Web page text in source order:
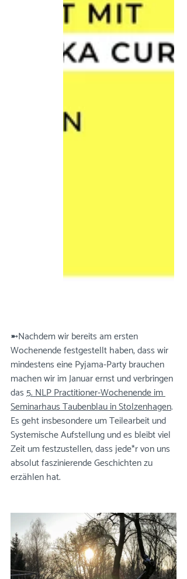
➼Nachdem wir bereits am ersten
Wochenende festgestellt haben, dass wir
mindestens eine Pyjama-Party brauchen
machen wir im Januar ernst und verbringen
das 5. NLP Practitioner-Wochenende im
Seminarhaus Taubenblau in Stolzenhagen.
Es geht insbesondere um Teilearbeit und
Systemische Aufstellung und es bleibt viel
Zeit um festzustellen, dass jede*r von uns
absolut faszinierende Geschichten zu
erzählen hat.